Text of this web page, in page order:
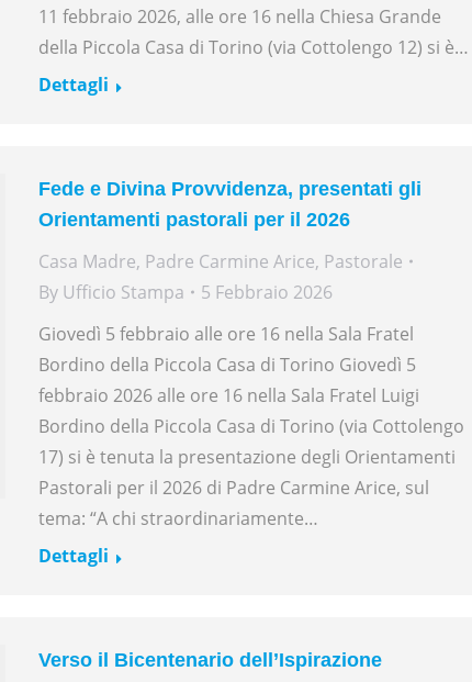
11 febbraio 2026, alle ore 16 nella Chiesa Grande
della Piccola Casa di Torino (via Cottolengo 12) si è…
Dettagli
Fede e Divina Provvidenza, presentati gli
Orientamenti pastorali per il 2026
Casa Madre, Padre Carmine Arice, Pastorale
By Ufficio Stampa
5 Febbraio 2026
Giovedì 5 febbraio alle ore 16 nella Sala Fratel
Bordino della Piccola Casa di Torino Giovedì 5
febbraio 2026 alle ore 16 nella Sala Fratel Luigi
Bordino della Piccola Casa di Torino (via Cottolengo
17) si è tenuta la presentazione degli Orientamenti
Pastorali per il 2026 di Padre Carmine Arice, sul
tema: “A chi straordinariamente…
Dettagli
Verso il Bicentenario dell’Ispirazione